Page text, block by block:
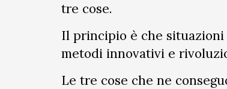
tre cose.
Il principio è che
metodi innovativi e
Le tre cose che ne